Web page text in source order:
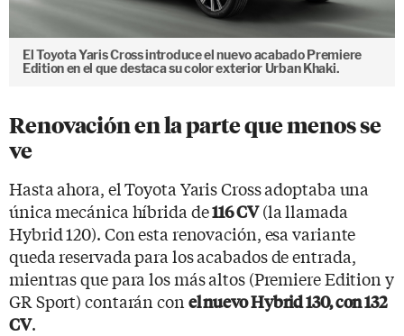
El Toyota Yaris Cross introduce el nuevo acabado Premiere
Edition en el que destaca su color exterior Urban Khaki.
Renovación en la parte que menos se
ve
Hasta ahora, el Toyota Yaris Cross adoptaba una
única mecánica híbrida de116 CV(la llamada
Hybrid 120). Con esta renovación, esa variante
queda reservada para los acabados de entrada,
mientras que para los más altos (Premiere Edition y
GR Sport) contarán con el nuevo Hybrid 130, con 132
CV.